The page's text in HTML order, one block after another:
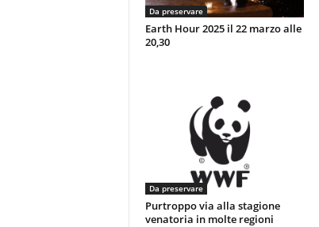
Da preservare
Earth Hour 2025 il 22 marzo alle
20,30
Da preservare
Purtroppo via alla stagione
venatoria in molte regioni